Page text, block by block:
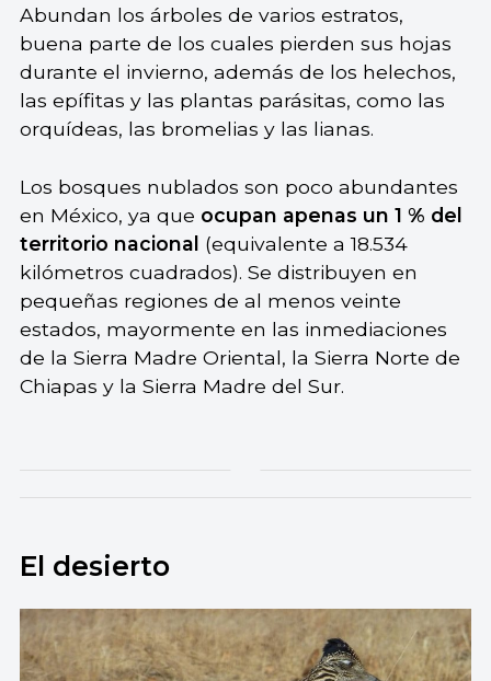
Abundan los árboles de varios estratos,
buena parte de los cuales pierden sus hojas
durante el invierno, además de los helechos,
las epífitas y las plantas parásitas, como las
orquídeas, las bromelias y las lianas.
Los bosques nublados son poco abundantes
en México, ya que ocupan apenas un 1 % del
territorio nacional (equivalente a 18.534
kilómetros cuadrados). Se distribuyen en
pequeñas regiones de al menos veinte
estados, mayormente en las inmediaciones
de la Sierra Madre Oriental, la Sierra Norte de
Chiapas y la Sierra Madre del Sur.
El desierto